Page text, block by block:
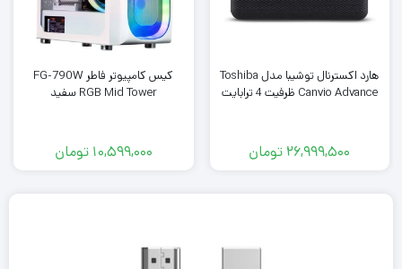
هارد اکسترنال توشیبا مدل Toshiba
Canvio Advance ظرفیت 4 ترابایت
26,999,500 تومان
کیس کامپیوتر فاطر FG-790W
RGB Mid Tower سفید
10,599,000 تومان